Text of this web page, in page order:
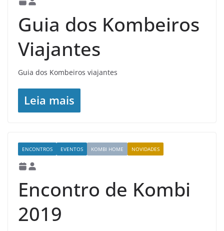
Guia dos Kombeiros
Viajantes
Guia dos Kombeiros viajantes
Leia mais
ENCONTROS EVENTOS KOMBI HOME NOVIDADES
Encontro de Kombi
2019